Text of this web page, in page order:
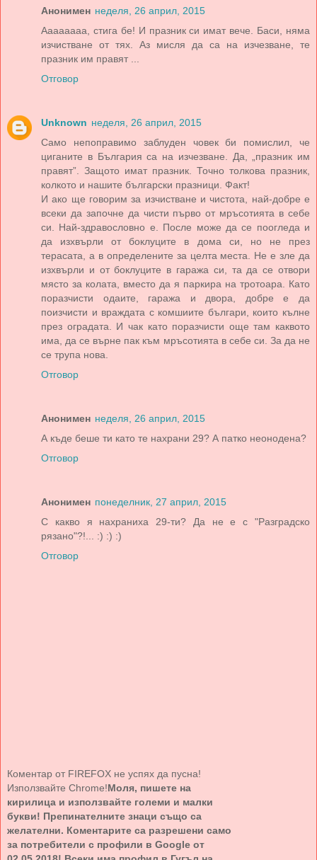
Анонимен неделя, 26 април, 2015
Аааааааа, стига бе! И празник си имат вече. Баси, няма
изчистване от тях. Аз мисля да са на изчезване, те
празник им правят ...
Отговор
Unknown неделя, 26 април, 2015
Само непоправимо заблуден човек би помислил, че
циганите в България са на изчезване. Да, „празник им
правят”. Защото имат празник. Точно толкова празник,
колкото и нашите български празници. Факт!
И ако ще говорим за изчистване и чистота, най-добре е
всеки да започне да чисти първо от мръсотията в себе
си. Най-здравословно е. После може да се поогледа и
да изхвърли от боклуците в дома си, но не през
терасата, а в определените за целта места. Не е зле да
изхвърли и от боклуците в гаража си, та да се отвори
място за колата, вместо да я паркира на тротоара. Като
поразчисти одаите, гаража и двора, добре е да
поизчисти и враждата с комшиите българи, които кълне
през оградата. И чак като поразчисти още там каквото
има, да се върне пак към мръсотията в себе си. За да не
се трупа нова.
Отговор
Анонимен неделя, 26 април, 2015
А къде беше ти като те нахрани 29? А патко неонодена?
Отговор
Анонимен понеделник, 27 април, 2015
С какво я нахраниха 29-ти? Да не е с "Разградско
рязано"?!... :) :) :)
Отговор
Коментар от FIREFOX не успях да пусна!
Използвайте Chrome!Моля, пишете на
кирилица и използвайте големи и малки
букви! Препинателните знаци също са
желателни. Коментарите са разрешени само
за потребители с профили в Google от